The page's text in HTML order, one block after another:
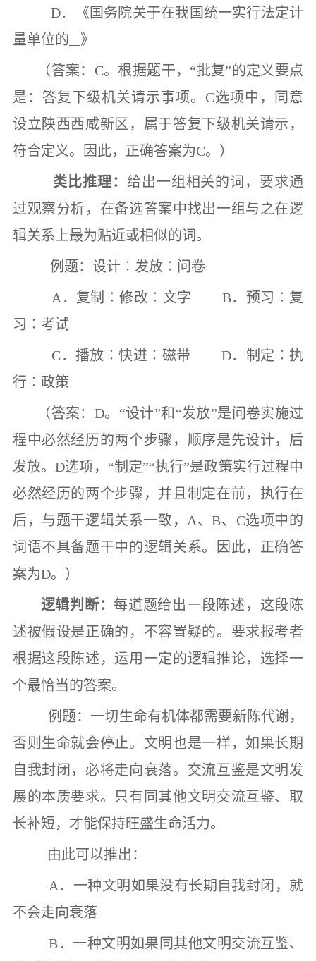
D．《国务院关于在我国统一实行法定计
量单位的
》
（答案： C。根据题干， “批复”的定义要点
是：答复下级机关请示事项。C选项中，同意
设立陕西西咸新区，属于答复下级机关请示，
符合定义。因此，正确答案为C。）
类比推理： 给出一组相关的词，要求通
过观察分析，在备选答案中找出一组与之在逻
辑关系上最为贴近或相似的词。
例题：设计 ︰ 发放 ︰ 问卷
A ．复制 ︰修改 ︰ 文字 B．预习 ︰ 复
习 ︰ 考试
C．播放 ︰快进 ︰ 磁带 D．制定 ︰执
行 ︰ 政策
（答案： D。 “设计”和 “发放”是问卷实施过
程中必然经历的两个步骤，顺序是先设计，后
发放。D选项， “制定”“执行”是政策实行过程中
必然经历的两个步骤，并且制定在前，执行在
后，与题干逻辑关系一致， A、B、 C选项中的
词语不具备题干中的逻辑关系。因此，正确答
案为D。）
逻辑判断： 每道题给出一段陈述，这段陈
述被假设是正确的，不容置疑的。要求报考者
根据这段陈述，运用一定的逻辑推论，选择一
个最恰当的答案。
例题：一切生命有机体都需要新陈代谢，
否则生命就会停止。文明也是一样，如果长期
自我封闭，必将走向衰落。交流互鉴是文明发
展的本质要求。只有同其他文明交流互鉴、取
长补短，才能保持旺盛生命活力。
由此可以推出：
A．一种文明如果没有长期自我封闭，就
不会走向衰落
B．一种文明如果同其他文明交流互鉴、